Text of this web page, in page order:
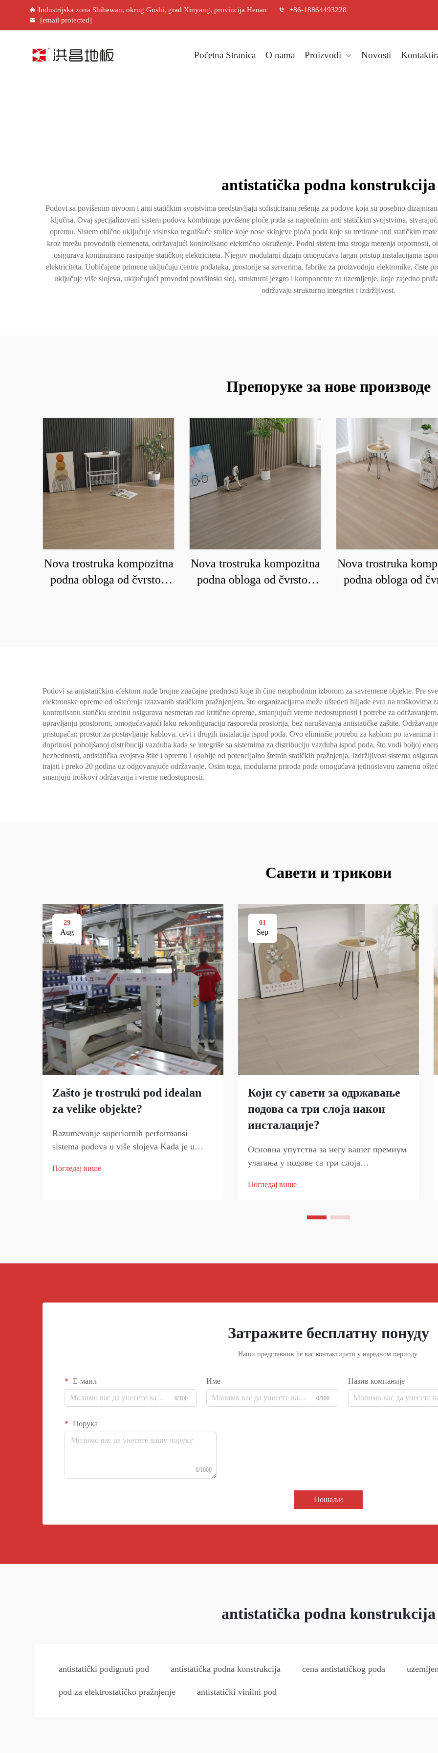
Industrijska zona Shihewan, okrug Gushi, grad Xinyang, provincija Henan
+86-18864493228
[email protected]
Početna Stranica O nama Proizvodi Novosti
antistatička podna konstrukcija
Podovi sa povišenim nivoom i anti statičkim svojstvima predstavljaju sofisticiranu rešenja za podove koja su posebno
ključna. Ovaj specijalizovani sistem podova kombinuje povišene ploče poda sa naprednim anti statičkim svojstvima,
opremu. Sistem obično uključuje visinsko regulišuće stolice koje nose skinjeve ploča poda koje su tretirane anti statičkim
kroz mrežu provodnih elemenata, održavajući kontrolisano električno okruženje. Podni sistem ima stroga merenja otpornosti,
osigurava kontinuirano rasipanje statičkog elektriciteta. Njegov modularni dizajn omogućava lagan pristup instalacijama
elektriciteta. Uobičajene primene uključuju centre podataka, prostorije sa serverima, fabrike za proizvodnju elektronike, čiste
uključuje više slojeva, uključujući provodni površinski sloj, strukturni jezgro i komponente za uzemljenje, koje zajedno
održavaju strukturnu integritet i izdržljivost.
Препоруке за нове производе
Nova trostruka kompozitna
podna obloga od čvrstog
Nova trostruka kompozitna
podna obloga od čvrstog
Nova trostruka
podna obloga od
Podovi sa antistatičkim efektom nude brojne značajne prednosti koje ih čine neophodnim izborom za savremene objekte. Pre
elektronske opreme od oštećenja izazvanih statičkim pražnjenjem, što organizacijama može uštedeti hiljade evra na troškovima
kontrolisanu statičku sredinu osigurava nesmetan rad kritične opreme, smanjujući vreme nedostupnosti i potrebe za
upravljanju prostorom, omogućavajući laku rekonfiguraciju rasporeda prostorija, bez narušavanja antistatičke zaštite.
pristupačan prostor za postavljanje kablova, cevi i drugih instalacija ispod poda. Ovo eliminiše potrebu za kablom po tavanima
doprinosi poboljšanoj distribuciji vazduha kada se integriše sa sistemima za distribuciju vazduha ispod poda, što vodi boljoj
bezbednosti, antistatička svojstva štite i opremu i osoblje od potencijalno štetnih statičkih pražnjenja. Izdržljivost sistema
trajati i preko 20 godina uz odgovarajuće održavanje. Osim toga, modularna priroda poda omogućava jednostavnu zamenu
smanjuju troškovi održavanja i vreme nedostupnosti.
Савети и трикови
29
Aug
Zašto je trostruki pod idealan
za velike objekte?
Razumevanje superiornih performansi
sistema podova u više slojeva Kada je u
odabir ide daleko dalje od samo estetike. A
Погледај више
01
Sep
Који су савети за одржавање
подова са три слоја након
инсталације?
Основна упутства за негу вашег премиум
улагања у подове са три слоја
дом уноси значајно улагање у естетику и
улагање и осигурали да ваш под
Погледај више
Затражите бесплатну понуду
Наши представник ће вас контактирати у наредном периоду.
Е-маил
0/100
Име
0/100
Назив компаније
Порука
0/1000
Пошаљи
antistatička podna konstrukcija
antistatički podignuti pod antistatička podna konstrukcija cena antistatičkog poda
pod za elektrostatičko pražnjenje antistatički vinilni pod